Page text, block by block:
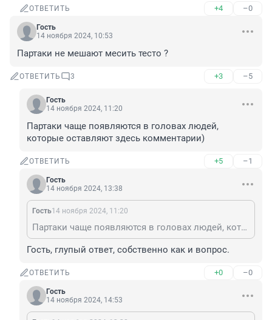
ОТВЕТИТЬ +4 –0
Гость
14 ноября 2024, 10:53
Партаки не мешают месить тесто ?
ОТВЕТИТЬ 3 +3 –5
Гость
14 ноября 2024, 11:20
Партаки чаще появляются в головах людей,
которые оставляют здесь комментарии)
ОТВЕТИТЬ +5 –1
Гость
14 ноября 2024, 13:38
Гость14 ноября 2024, 11:20
Партаки чаще появляются в головах людей, которые оставляют здесь комментарии)
Гость, глупый ответ, собственно как и вопрос.
ОТВЕТИТЬ +0 –0
Гость
14 ноября 2024, 14:53